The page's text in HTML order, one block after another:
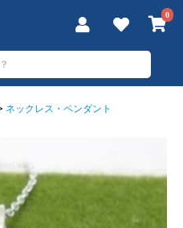
0
ネックレス・ペンダント